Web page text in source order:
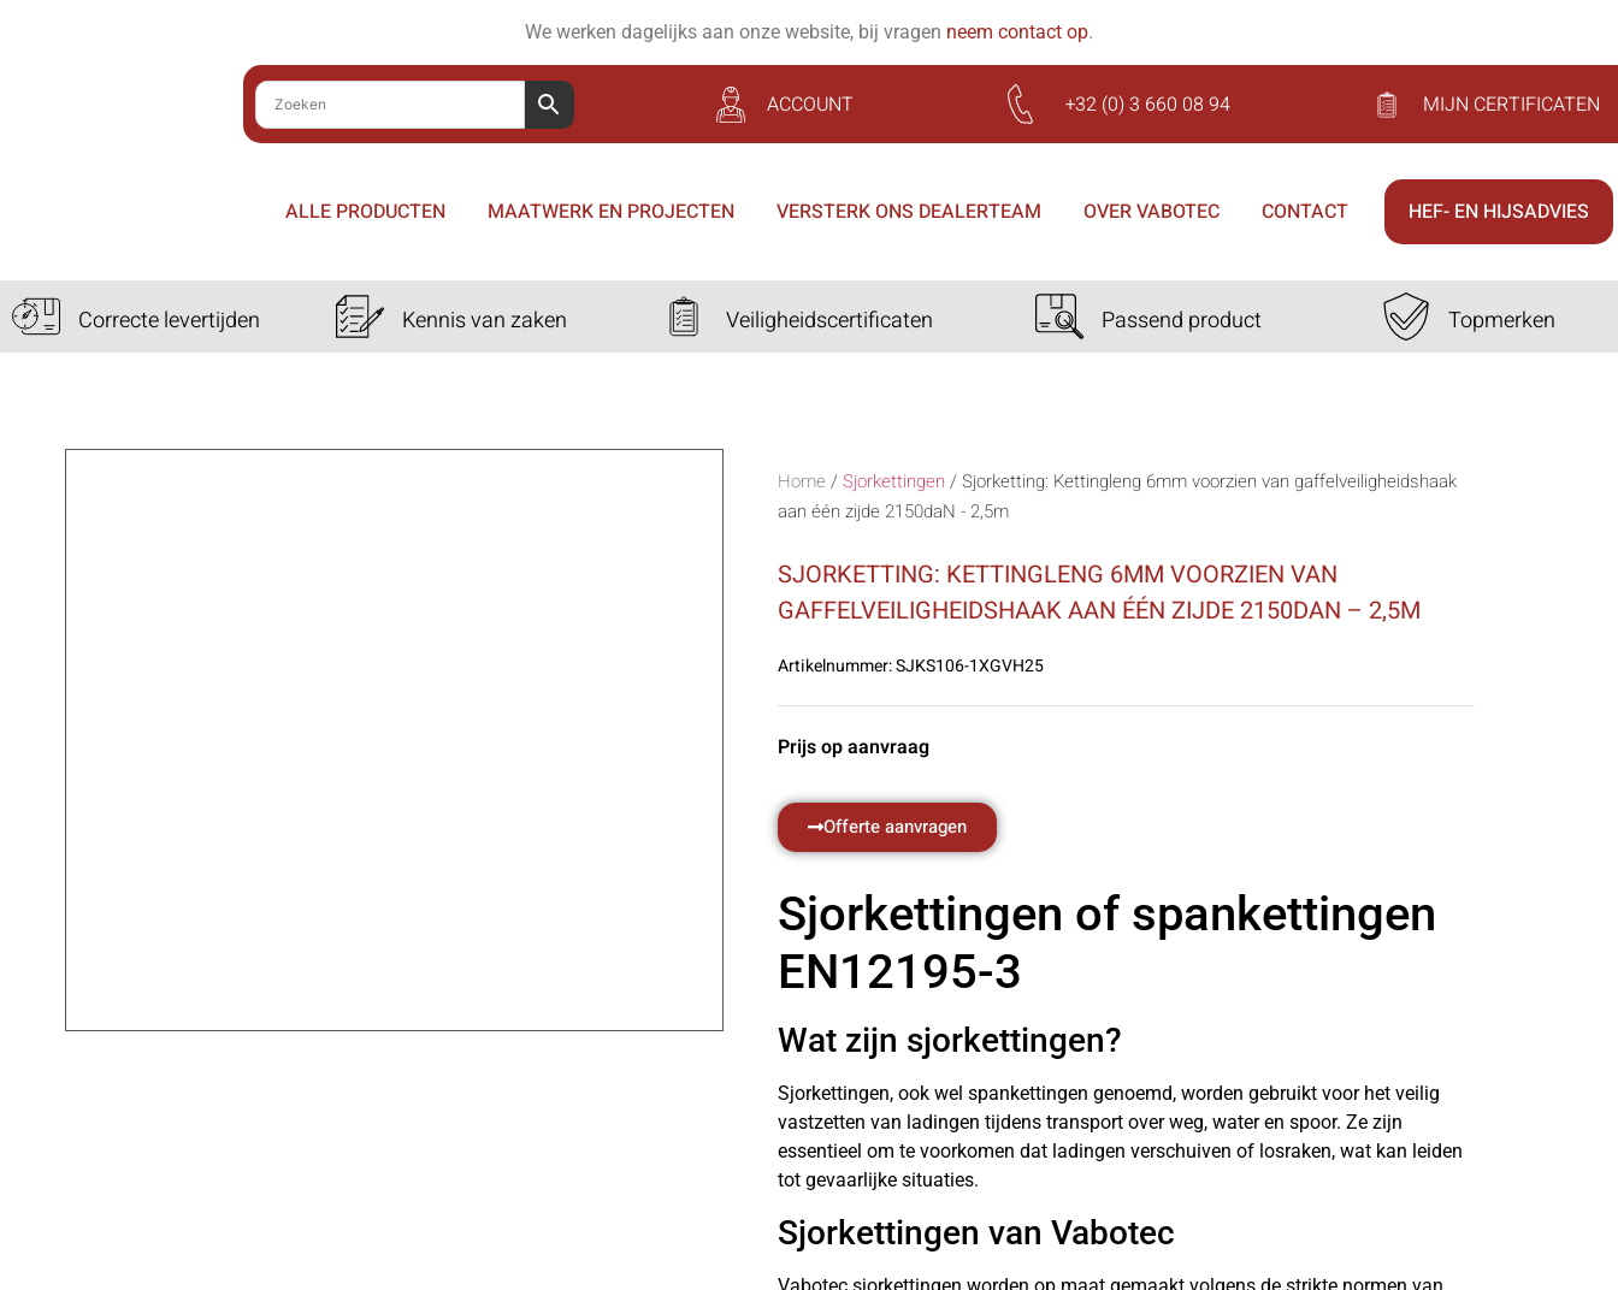
We werken dagelijks aan onze website, bij vragen neem contact op.
ACCOUNT +32 (0) 3 660 08 94 MIJN CERTIFICATEN
ALLE PRODUCTEN MAATWERK EN PROJECTEN VERSTERK ONS DEALERTEAM OVER VABOTEC CONTACT HEF- EN HIJSADVIES
Correcte levertijden Kennis van zaken Veiligheidscertificaten Passend product Topmerken
Home /Sjorkettingen /Sjorketting: Kettingleng 6mm voorzien van gaffelveiligheidshaak
aan één zijde 2150daN - 2,5m
SJORKETTING: KETTINGLENG 6MM VOORZIEN VAN
GAFFELVEILIGHEIDSHAAK AAN ÉÉN ZIJDE 2150DAN – 2,5M
Artikelnummer:SJKS106-1XGVH25
Prijs op aanvraag
Offerte aanvragen
Sjorkettingen of spankettingen
EN12195-3
Wat zijn sjorkettingen?
Sjorkettingen, ook wel spankettingen genoemd, worden gebruikt voor het veilig
vastzetten van ladingen tijdens transport over weg, water en spoor. Ze zijn
essentieel om te voorkomen dat ladingen verschuiven of losraken, wat kan leiden
tot gevaarlijke situaties.
Sjorkettingen van Vabotec